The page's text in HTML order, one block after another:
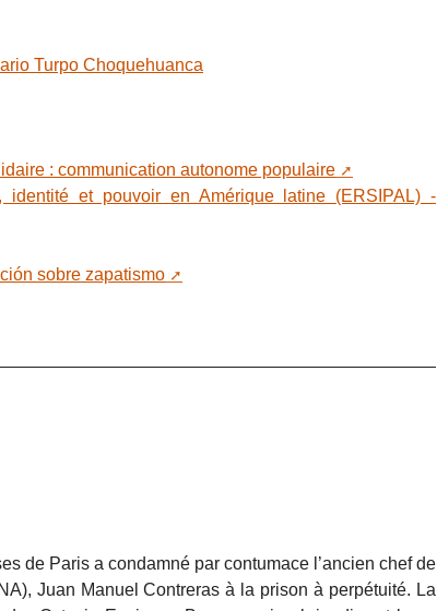
Turpo Choquehuanca
: communication autonome populaire
identité et pouvoir en Amérique latine (ERSIPAL) -
sobre zapatismo
de Paris a condamné par contumace l’ancien chef de
Juan Manuel Contreras à la prison à perpétuité. La